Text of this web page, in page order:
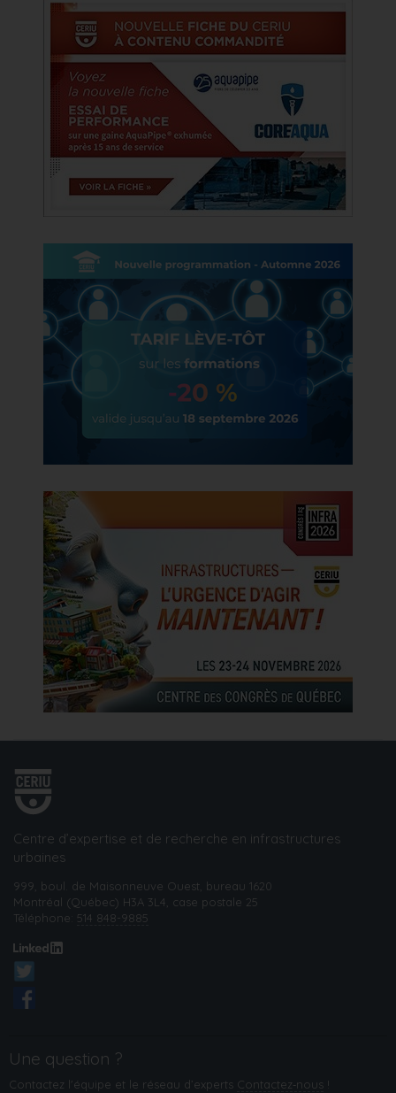
Centre d’expertise et de recherche en infrastructures
urbaines
999, boul. de Maisonneuve Ouest, bureau 1620
Montréal (Québec) H3A 3L4, case postale 25
Téléphone: 514 848-9885
Une question ?
Contactez l'équipe et le réseau d’experts Contactez‑nous !